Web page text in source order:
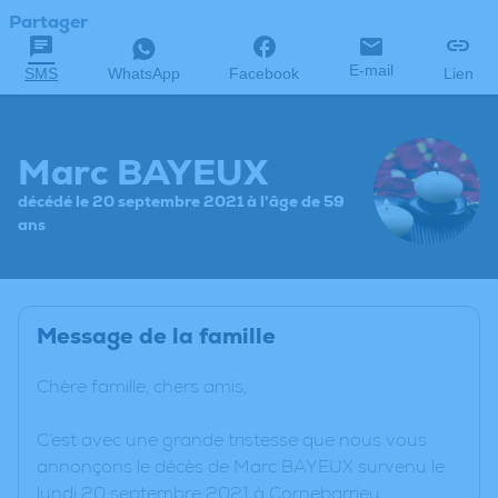
Partager
SMS WhatsApp Facebook E-mail Lien
Marc BAYEUX
décédé le 20 septembre 2021 à l'âge de 59
ans
Message de la famille
Chère famille, chers amis,
C’est avec une grande tristesse que nous vous
annonçons le décès de Marc BAYEUX survenu le